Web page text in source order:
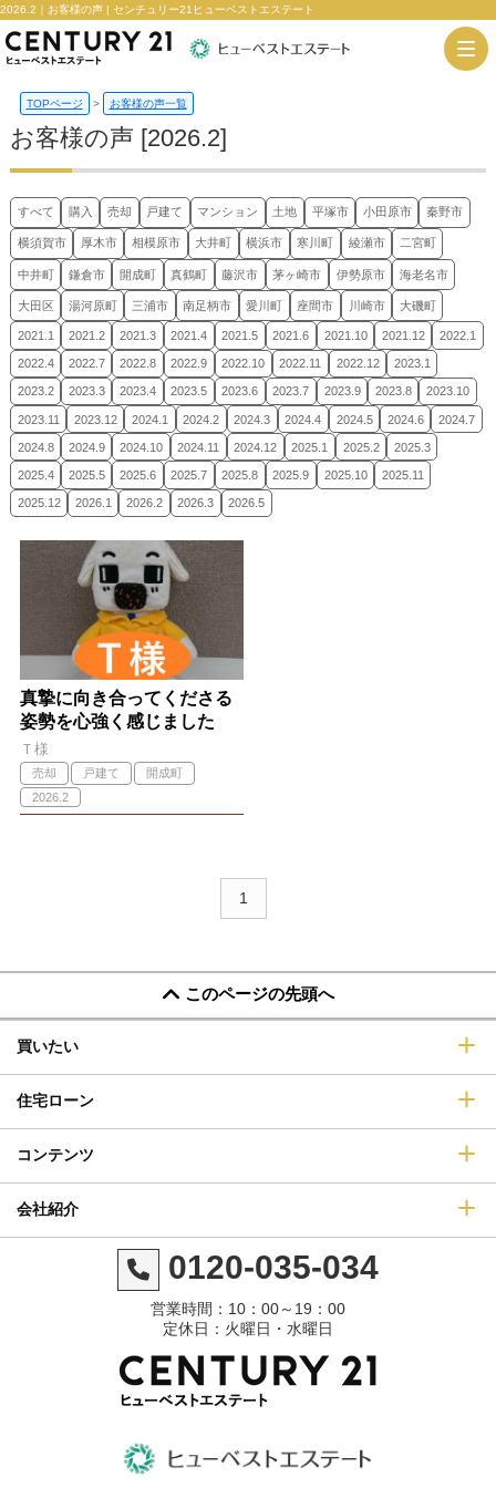
2026.2｜お客様の声 | センチュリー21ヒューベストエステート
TOPページ > お客様の声一覧
お客様の声 [2026.2]
すべて 購入 売却 戸建て マンション 土地 平塚市 小田原市 秦野市
横須賀市 厚木市 相模原市 大井町 横浜市 寒川町 綾瀬市 二宮町
中井町 鎌倉市 開成町 真鶴町 藤沢市 茅ヶ崎市 伊勢原市 海老名市
大田区 湯河原町 三浦市 南足柄市 愛川町 座間市 川崎市 大磯町
2021.1 2021.2 2021.3 2021.4 2021.5 2021.6 2021.10 2021.12 2022.1
2022.4 2022.7 2022.8 2022.9 2022.10 2022.11 2022.12 2023.1
2023.2 2023.3 2023.4 2023.5 2023.6 2023.7 2023.9 2023.8 2023.10
2023.11 2023.12 2024.1 2024.2 2024.3 2024.4 2024.5 2024.6 2024.7
2024.8 2024.9 2024.10 2024.11 2024.12 2025.1 2025.2 2025.3
2025.4 2025.5 2025.6 2025.7 2025.8 2025.9 2025.10 2025.11
2025.12 2026.1 2026.2 2026.3 2026.5
真摯に向き合ってくださる
姿勢を心強く感じました
Ｔ様
売却 戸建て
開成町
2026.2
1
このページの先頭へ
買いたい
住宅ローン
コンテンツ
会社紹介
0120-035-034
営業時間：10：00～19：00
定休日：火曜日・水曜日